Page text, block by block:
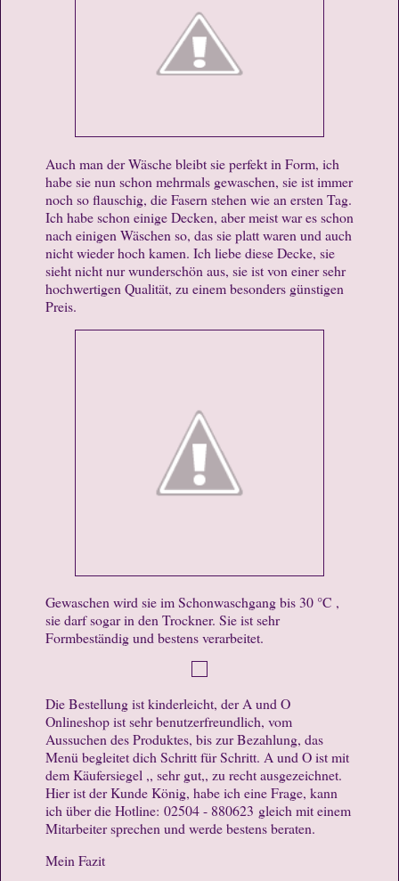
Auch man der Wäsche bleibt sie perfekt in Form, ich
habe sie nun schon mehrmals gewaschen, sie ist immer
noch so flauschig, die Fasern stehen wie an ersten Tag.
Ich habe schon einige Decken, aber meist war es schon
nach einigen Wäschen so, das sie platt waren und auch
nicht wieder hoch kamen. Ich liebe diese Decke, sie
sieht nicht nur wunderschön aus, sie ist von einer sehr
hochwertigen Qualität, zu einem besonders günstigen
Preis.
Gewaschen wird sie im Schonwaschgang bis 30 °C ,
sie darf sogar in den Trockner. Sie ist sehr
Formbeständig und bestens verarbeitet.
Die Bestellung ist kinderleicht, der A und O
Onlineshop ist sehr benutzerfreundlich, vom
Aussuchen des Produktes, bis zur Bezahlung, das
Menü begleitet dich Schritt für Schritt. A und O ist mit
dem Käufersiegel ,, sehr gut,, zu recht ausgezeichnet.
Hier ist der Kunde König, habe ich eine Frage, kann
ich über die Hotline: 02504 - 880623 gleich mit einem
Mitarbeiter sprechen und werde bestens beraten.
Mein Fazit